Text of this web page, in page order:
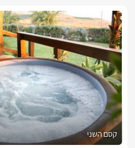
קסם השני